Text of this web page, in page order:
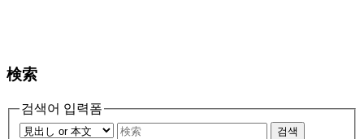
検索
검색어 입력폼
검색